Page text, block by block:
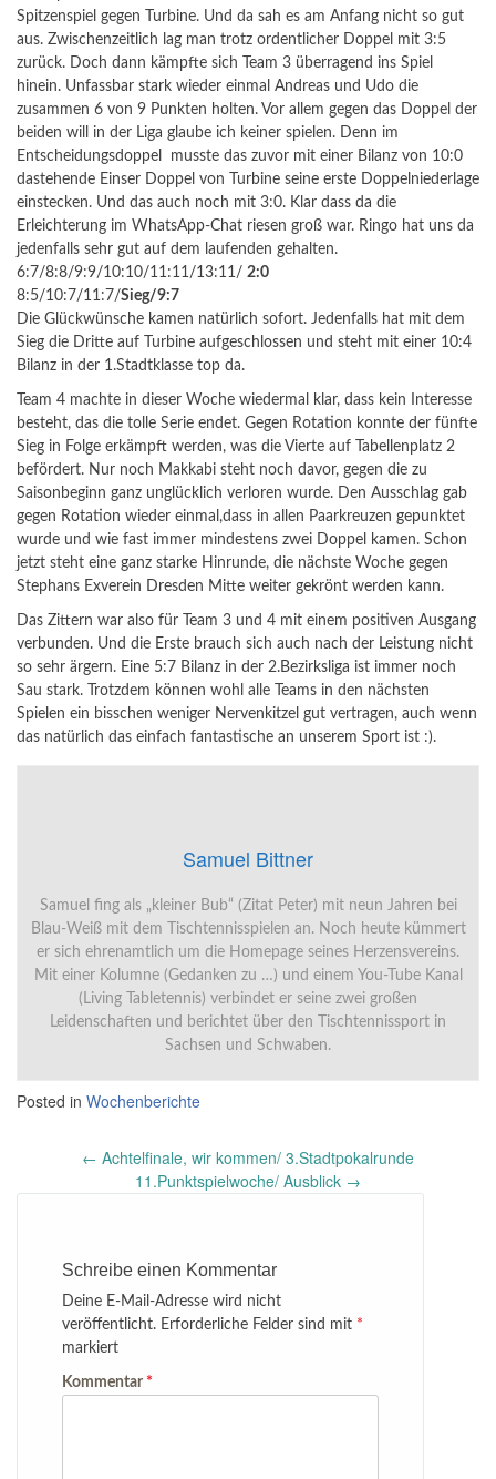
Spitzenspiel gegen Turbine. Und da sah es am Anfang nicht so gut
aus. Zwischenzeitlich lag man trotz ordentlicher Doppel mit 3:5
zurück. Doch dann kämpfte sich Team 3 überragend ins Spiel
hinein. Unfassbar stark wieder einmal Andreas und Udo die
zusammen 6 von 9 Punkten holten. Vor allem gegen das Doppel der
beiden will in der Liga glaube ich keiner spielen. Denn im
Entscheidungsdoppel musste das zuvor mit einer Bilanz von 10:0
dastehende Einser Doppel von Turbine seine erste Doppelniederlage
einstecken. Und das auch noch mit 3:0. Klar dass da die
Erleichterung im WhatsApp-Chat riesen groß war. Ringo hat uns da
jedenfalls sehr gut auf dem laufenden gehalten.
6:7/8:8/9:9/10:10/11:11/13:11/ 2:0
8:5/10:7/11:7/Sieg/9:7
Die Glückwünsche kamen natürlich sofort. Jedenfalls hat mit dem
Sieg die Dritte auf Turbine aufgeschlossen und steht mit einer 10:4
Bilanz in der 1.Stadtklasse top da.
Team 4 machte in dieser Woche wiedermal klar, dass kein Interesse
besteht, das die tolle Serie endet. Gegen Rotation konnte der fünfte
Sieg in Folge erkämpft werden, was die Vierte auf Tabellenplatz 2
befördert. Nur noch Makkabi steht noch davor, gegen die zu
Saisonbeginn ganz unglücklich verloren wurde. Den Ausschlag gab
gegen Rotation wieder einmal,dass in allen Paarkreuzen gepunktet
wurde und wie fast immer mindestens zwei Doppel kamen. Schon
jetzt steht eine ganz starke Hinrunde, die nächste Woche gegen
Stephans Exverein Dresden Mitte weiter gekrönt werden kann.
Das Zittern war also für Team 3 und 4 mit einem positiven Ausgang
verbunden. Und die Erste brauch sich auch nach der Leistung nicht
so sehr ärgern. Eine 5:7 Bilanz in der 2.Bezirksliga ist immer noch
Sau stark. Trotzdem können wohl alle Teams in den nächsten
Spielen ein bisschen weniger Nervenkitzel gut vertragen, auch wenn
das natürlich das einfach fantastische an unserem Sport ist :).
Samuel Bittner
Samuel fing als „kleiner Bub“ (Zitat Peter) mit neun Jahren bei
Blau-Weiß mit dem Tischtennisspielen an. Noch heute kümmert
er sich ehrenamtlich um die Homepage seines Herzensvereins.
Mit einer Kolumne (Gedanken zu …) und einem You-Tube Kanal
(Living Tabletennis) verbindet er seine zwei großen
Leidenschaften und berichtet über den Tischtennissport in
Sachsen und Schwaben.
Posted in Wochenberichte
← Achtelfinale, wir kommen/ 3.Stadtpokalrunde
11.Punktspielwoche/ Ausblick →
Schreibe einen Kommentar
Deine E-Mail-Adresse wird nicht
veröffentlicht. Erforderliche Felder sind mit *
markiert
Kommentar *